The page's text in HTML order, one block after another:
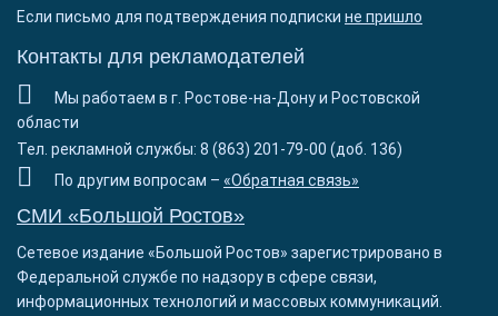
Если письмо для подтверждения подписки не пришло
Контакты для рекламодателей
Мы работаем в г. Ростове-на-Дону и Ростовской
области
Тел. рекламной службы: 8 (863) 201-79-00 (доб. 136)
По другим вопросам – «Обратная связь»
СМИ «Большой Ростов»
Сетевое издание «Большой Ростов» зарегистрировано в
Федеральной службе по надзору в сфере связи,
информационных технологий и массовых коммуникаций.